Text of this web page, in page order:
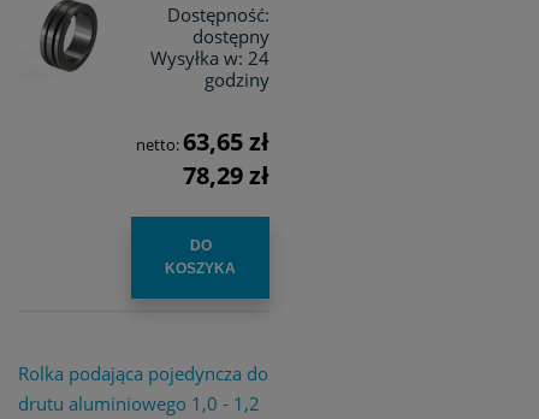
Dostępność:
dostępny
Wysyłka w: 24
godziny
netto:63,65 zł
78,29 zł
DO
KOSZYKA
Rolka podająca pojedyncza do
drutu aluminiowego 1,0 - 1,2